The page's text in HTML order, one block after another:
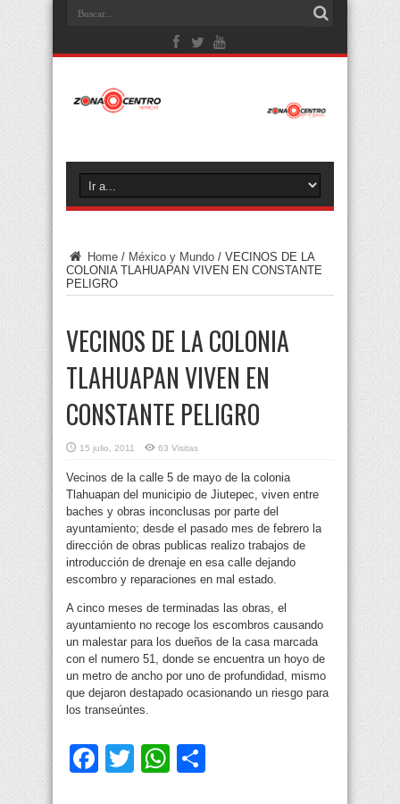
Home / México y Mundo / VECINOS DE LA
COLONIA TLAHUAPAN VIVEN EN CONSTANTE
PELIGRO
VECINOS DE LA COLONIA
TLAHUAPAN VIVEN EN
CONSTANTE PELIGRO
15 julio, 2011 63 Visitas
Vecinos de la calle 5 de mayo de la colonia
Tlahuapan del municipio de Jiutepec, viven entre
baches y obras inconclusas por parte del
ayuntamiento; desde el pasado mes de febrero la
dirección de obras publicas realizo trabajos de
introducción de drenaje en esa calle dejando
escombro y reparaciones en mal estado.
A cinco meses de terminadas las obras, el
ayuntamiento no recoge los escombros causando
un malestar para los dueños de la casa marcada
con el numero 51, donde se encuentra un hoyo de
un metro de ancho por uno de profundidad, mismo
que dejaron destapado ocasionando un riesgo para
los transeúntes.
Facebook
TwitterWhatsApp